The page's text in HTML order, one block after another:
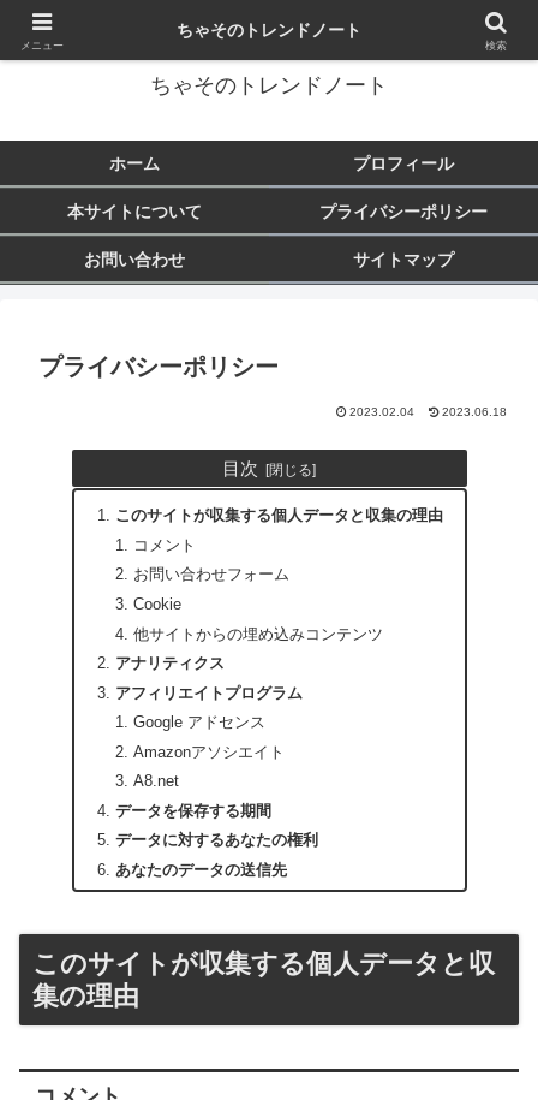
トレンド・芸能・旅行など気になることをまとめます♪
ちゃそのトレンドノート
ホーム プロフィール
本サイトについて プライバシーポリシー
お問い合わせ サイトマップ
プライバシーポリシー
2023.02.04 2023.06.18
目次
このサイトが収集する個人データと収集の理由
コメント
お問い合わせフォーム
Cookie
他サイトからの埋め込みコンテンツ
アナリティクス
アフィリエイトプログラム
Google アドセンス
Amazonアソシエイト
A8.net
データを保存する期間
データに対するあなたの権利
あなたのデータの送信先
このサイトが収集する個人データと収
集の理由
メニュー
ちゃそのトレンドノート
検索